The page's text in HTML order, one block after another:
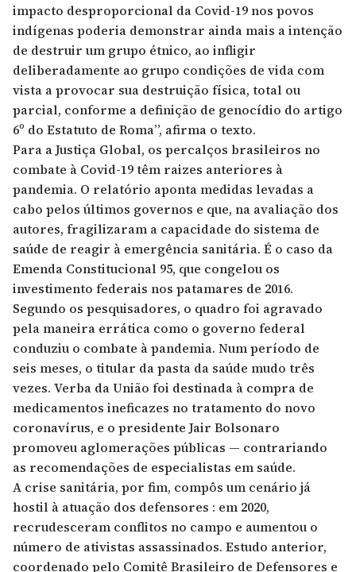
impacto desproporcional da Covid-19 nos povos
indígenas poderia demonstrar ainda mais a intenção
de destruir um grupo étnico, ao infligir
deliberadamente ao grupo condições de vida com
vista a provocar sua destruição física, total ou
parcial, conforme a definição de genocídio do artigo
6º do Estatuto de Roma”, afirma o texto.
Para a Justiça Global, os percalços brasileiros no
combate à Covid-19 têm raizes anteriores à
pandemia. O relatório aponta medidas levadas a
cabo pelos últimos governos e que, na avaliação dos
autores, fragilizaram a capacidade do sistema de
saúde de reagir à emergência sanitária. É o caso da
Emenda Constitucional 95, que congelou os
investimento federais nos patamares de 2016.
Segundo os pesquisadores, o quadro foi agravado
pela maneira errática como o governo federal
conduziu o combate à pandemia. Num período de
seis meses, o titular da pasta da saúde mudo três
vezes. Verba da União foi destinada à compra de
medicamentos ineficazes no tratamento do novo
coronavírus, e o presidente Jair Bolsonaro
promoveu aglomerações públicas — contrariando
as recomendações de especialistas em saúde.
A crise sanitária, por fim, compôs um cenário já
hostil à atuação dos defensores : em 2020,
recrudesceram conflitos no campo e aumentou o
número de ativistas assassinados. Estudo anterior,
coordenado pelo Comitê Brasileiro de Defensores e